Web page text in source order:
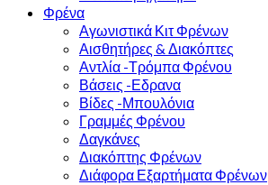
Φρένα
Αγωνιστικά Κιτ Φρένων
Αισθητήρες & Διακόπτες
Αντλία -Τρόμπα Φρένου
Βάσεις -Εδρανα
Βίδες -Μπουλόνια
Γραμμές Φρένου
Δαγκάνες
Διακόπτης Φρένων
Διάφορα Εξαρτήματα Φρένων